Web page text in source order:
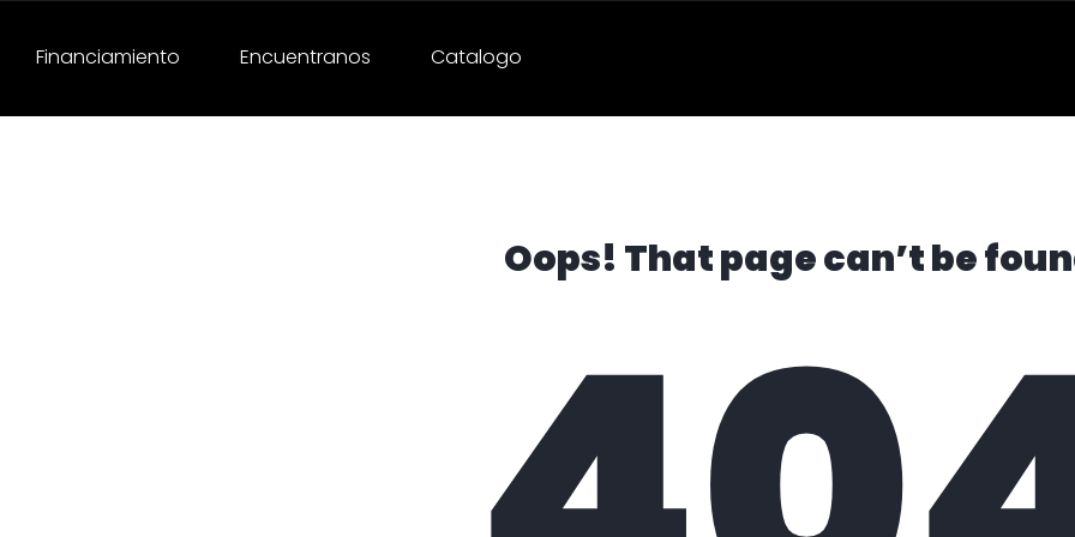
Financiamiento Encuentranos Catalogo
Oops! That page can’t be